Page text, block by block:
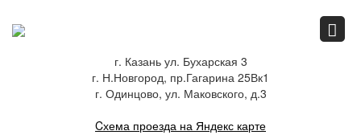
г. Казань ул. Бухарская 3
г. Н.Новгород, пр.Гагарина 25Вк1
г. Одинцово, ул. Маковского, д.3
Cхема проезда на Яндекс карте
Спец.предложения